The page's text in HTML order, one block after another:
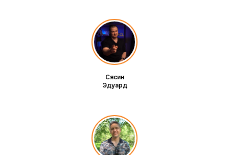
Сясин
Эдуард